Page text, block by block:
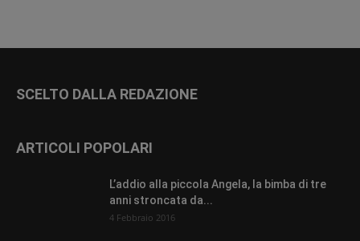
SCELTO DALLA REDAZIONE
ARTICOLI POPOLARI
L’addio alla piccola Angela, la bimba di tre
anni stroncata da...
4 Febbraio 2016